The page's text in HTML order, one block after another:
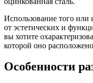
Использование того или
от эстетических и
вы хотите
которой оно
Особенности